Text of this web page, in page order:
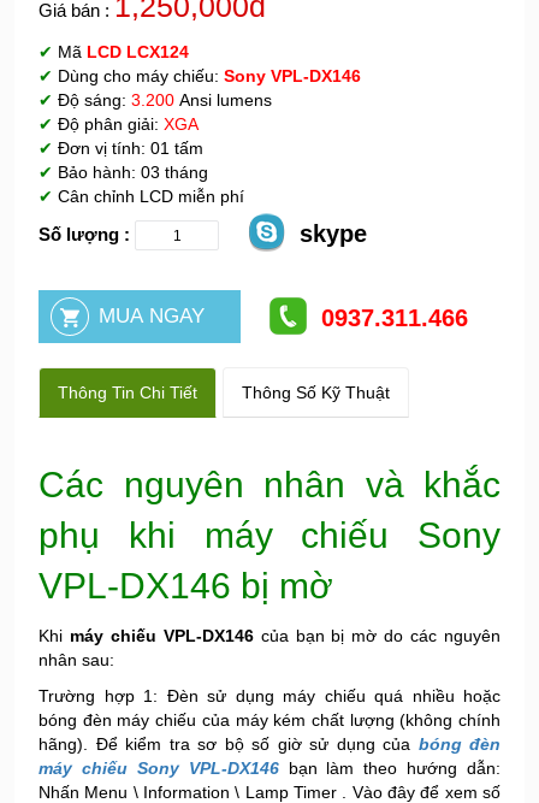
Giá bán :
✔ Mã LCD LCX124
✔ Dùng cho máy chiếu: Sony VPL-DX146
✔ Độ sáng: 3.200 Ansi lumens
✔ Độ phân giải: XGA
✔ Đơn vị tính: 01 tấm
✔ Bảo hành: 03 tháng
✔ Cân chỉnh LCD miễn phí
Số lượng : skype
0937.311.466
Thông Tin Chi Tiết Thông Số Kỹ Thuật
Các nguyên nhân và khắc
phụ khi máy chiếu Sony
VPL-DX146 bị mờ
Khi máy chiếu VPL-DX146của bạn bị mờ do các nguyên
nhân sau:
Trường hợp 1: Đèn sử dụng máy chiếu quá nhiều hoặc
bóng đèn máy chiếu của máy kém chất lượng (không chính
hãng). Để kiểm tra sơ bộ số giờ sử dụng của bóng đèn
máy chiếu Sony VPL-DX146bạn làm theo hướng dẫn:
Nhấn Menu \ Information \ Lamp Timer . Vào đây để xem số